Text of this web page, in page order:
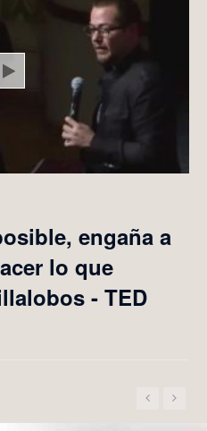
engaña a
lo que
- TED